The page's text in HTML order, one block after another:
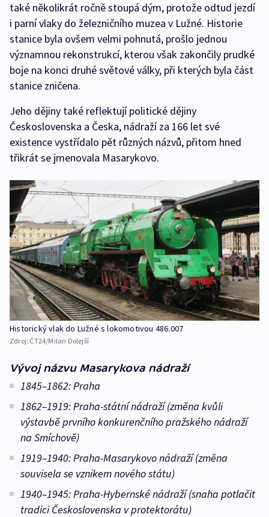
také několikrát ročně stoupá dým, protože odtud jezdí
i parní vlaky do železničního muzea v Lužné. Historie
stanice byla ovšem velmi pohnutá, prošlo jednou
významnou rekonstrukcí, kterou však zakončily prudké
boje na konci druhé světové války, při kterých byla část
stanice zničena.
Jeho dějiny také reflektují politické dějiny
Československa a Česka, nádraží za 166 let své
existence vystřídalo pět různých názvů, přitom hned
třikrát se jmenovala Masarykovo.
Historický vlak do Lužné s lokomotivou 486.007
Zdroj: ČT24/Milan Dolejší
Vývoj názvu Masarykova nádraží
1845–1862: Praha
1862–1919: Praha-státní nádraží (změna kvůli
výstavbě prvního konkurenčního pražského nádraží
na Smíchově)
1919–1940: Praha-Masarykovo nádraží (změna
souvisela se vznikem nového státu)
1940–1945: Praha-Hybernské nádraží (snaha potlačit
tradici Československa v protektorátu)